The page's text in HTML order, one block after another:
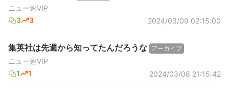
ニュー速VIP
3
3 2024/03/09 02:15:00
集英社は先週から知ってたんだろうな アーカイブ
ニュー速VIP
1
1 2024/03/08 21:15:42